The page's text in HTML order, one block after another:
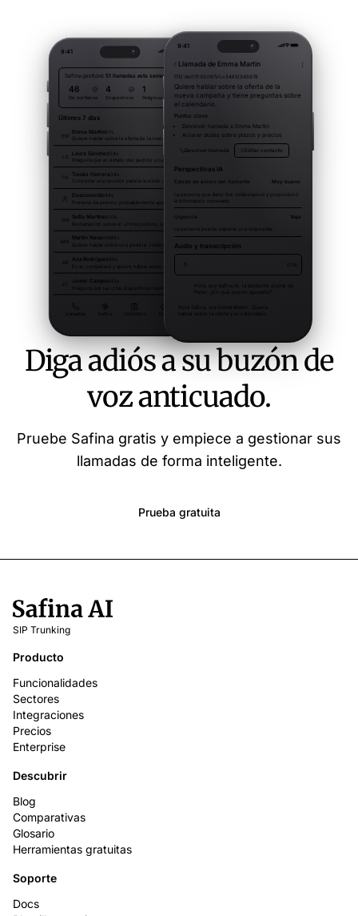
Diga adiós a su buzón de
voz anticuado.
Pruebe Safina gratis y empiece a gestionar sus
llamadas de forma inteligente.
Prueba gratuita
SIP Trunking
Producto
Funcionalidades
Sectores
Integraciones
Precios
Enterprise
Descubrir
Blog
Comparativas
Glosario
Herramientas gratuitas
Soporte
Docs